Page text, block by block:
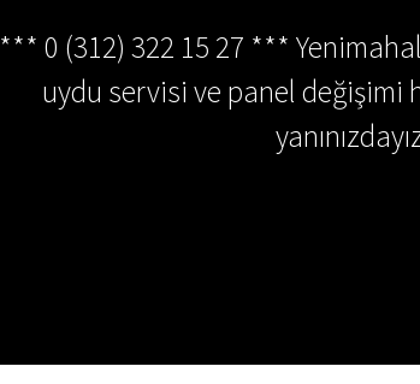
*** 0 (312) 322 15 27 ***
uydu servisi ve panel değişimi